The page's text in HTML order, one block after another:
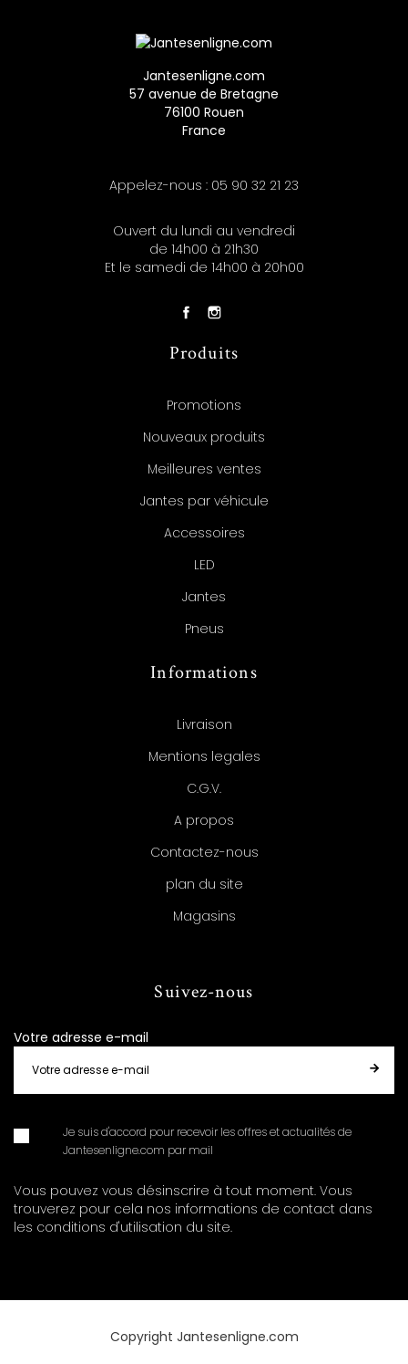
Jantesenligne.com
57 avenue de Bretagne
76100 Rouen
France
Appelez-nous : 05 90 32 21 23
Ouvert du lundi au vendredi
de 14h00 à 21h30
Et le samedi de 14h00 à 20h00
Produits
Promotions
Nouveaux produits
Meilleures ventes
Jantes par véhicule
Accessoires
LED
Jantes
Pneus
Informations
Livraison
Mentions legales
C.G.V.
A propos
Contactez-nous
plan du site
Magasins
Suivez-nous
Votre adresse e-mail
Je suis d'accord pour recevoir les offres et actualités de
Jantesenligne.com par mail
Vous pouvez vous désinscrire à tout moment. Vous
trouverez pour cela nos informations de contact dans
les conditions d'utilisation du site.
Copyright Jantesenligne.com